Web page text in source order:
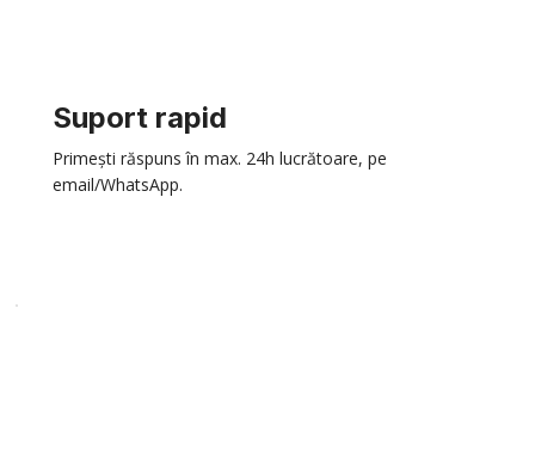
Suport rapid
Primești răspuns în max. 24h lucrătoare, pe
email/WhatsApp.